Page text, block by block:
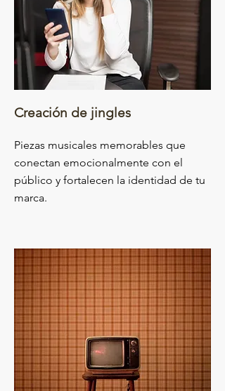
Creación de jingles
Piezas musicales memorables que
conectan emocionalmente con el
público y fortalecen la identidad de tu
marca.